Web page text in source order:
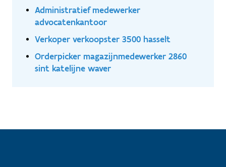
Administratief medewerker
advocatenkantoor
Verkoper verkoopster 3500 hasselt
Orderpicker magazijnmedewerker 2860
sint katelijne waver